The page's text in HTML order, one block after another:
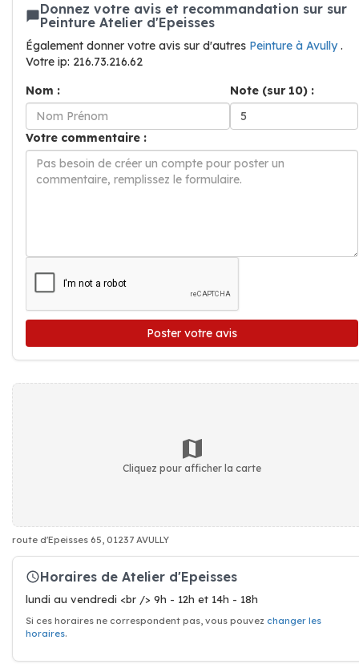
Donnez votre avis et recommandation sur sur
Peinture Atelier d'Epeisses
Également donner votre avis sur d'autres Peinture à Avully.
Votre ip: 216.73.216.62
Nom :
Note (sur 10) :
Votre commentaire :
Poster votre avis
Cliquez pour afficher la carte
route d'Epeisses 65, 01237 AVULLY
Horaires de Atelier d'Epeisses
lundi au vendredi <br /> 9h - 12h et 14h - 18h
Si ces horaires ne correspondent pas, vous pouvez changer les
horaires.